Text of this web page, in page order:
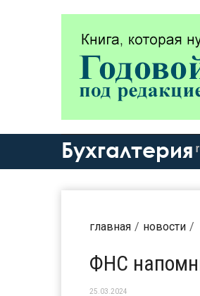
Бухгалтерия
главная новости
ФНС
25.03.2024